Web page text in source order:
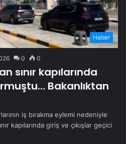
Haber
0 0
sınır kapılarında
Bakanlıktan
iş bırakma eylemi nedeniyle
kapılarında giriş ve çıkışlar geçici